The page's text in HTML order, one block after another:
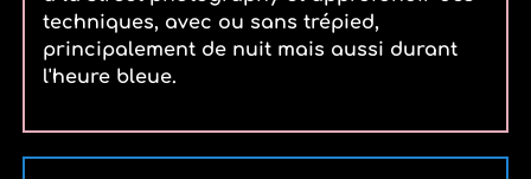
techniques, avec ou sans trépied,
principalement de nuit mais aussi durant
l'heure bleue.